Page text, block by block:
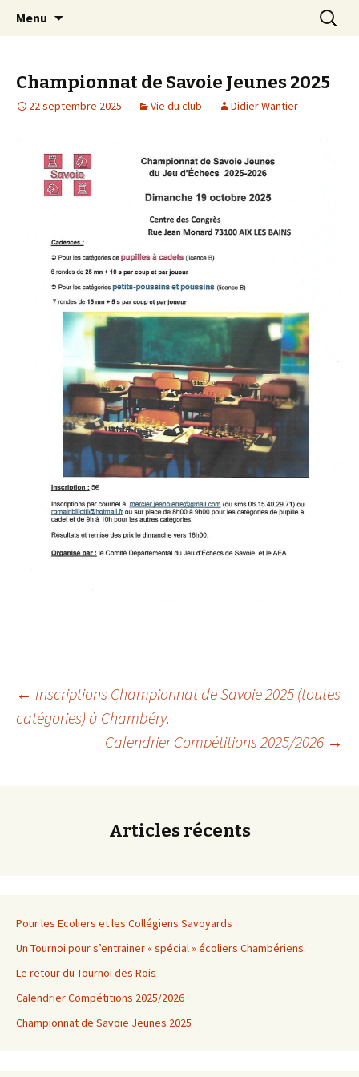
Club d échecs de l
agglomération
Les échecs pour tous
Menu
Championnat de Savoie Jeunes 2025
22 septembre 2025 Vie du club Didier Wantier
Navigation
← Inscriptions Championnat de Savoie 2025 (toutes
catégories) à Chambéry.
Calendrier Compétitions 2025/2026 →
Articles récents
Pour les Ecoliers et les Collégiens Savoyards
Un Tournoi pour s’entrainer « spécial » écoliers Chambériens.
Le retour du Tournoi des Rois
Calendrier Compétitions 2025/2026
Championnat de Savoie Jeunes 2025